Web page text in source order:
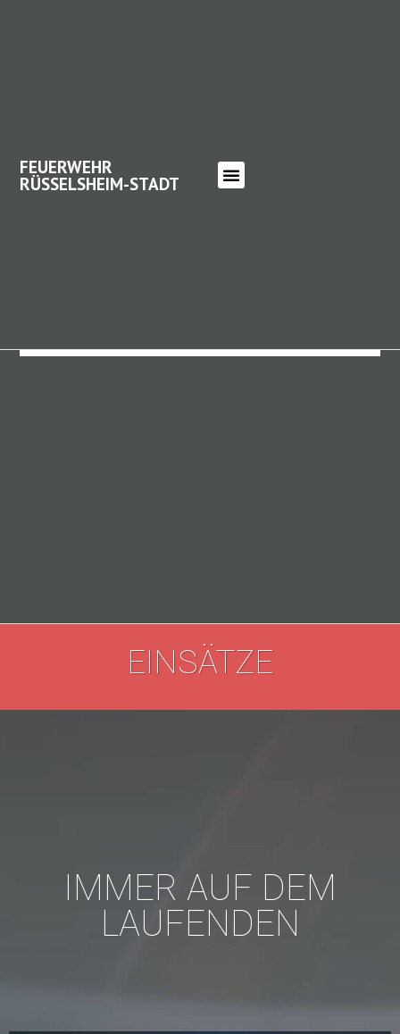
FEUERWEHR
RÜSSELSHEIM-STADT
EINSÄTZE
IMMER AUF DEM
LAUFENDEN